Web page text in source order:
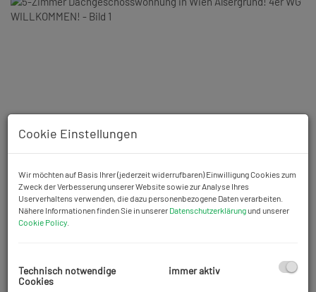
Cookie Einstellungen
Wir möchten auf Basis Ihrer (jederzeit widerrufbaren) Einwilligung Cookies zum
Zweck der Verbesserung unserer Website sowie zur Analyse Ihres
Userverhaltens verwenden, die dazu personenbezogene Daten verarbeiten.
Nähere Informationen finden Sie in unserer Datenschutzerklärungund unserer
Cookie Policy
Technisch notwendige
Cookies
immer aktiv